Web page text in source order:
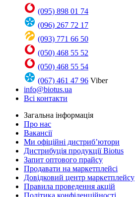
(095) 898 01 74
(096) 267 72 17
(093) 771 66 50
(050) 468 55 52
(050) 468 55 54
(067) 461 47 96 Viber
info@biotus.ua
Всі контакти
Загальна інформація
Про нас
Вакансії
Ми офіційні дистриб’ютори
Дистрибуція продукції Biotus
Запит оптового прайсу
Продавати на маркетплейсі
Довідковий центр маркетплейсу
Правила проведення акцій
Політика конфіденційності